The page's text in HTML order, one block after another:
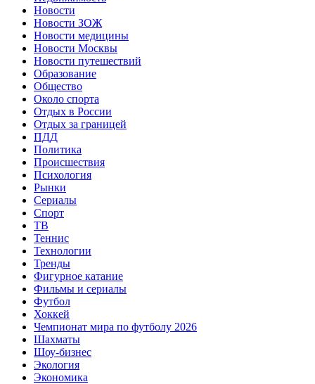
Новости
Новости ЗОЖ
Новости медицины
Новости Москвы
Новости путешествий
Образование
Общество
Около спорта
Отдых в России
Отдых за границей
ПДД
Политика
Происшествия
Психология
Рынки
Сериалы
Спорт
ТВ
Теннис
Технологии
Тренды
Фигурное катание
Фильмы и сериалы
Футбол
Хоккей
Чемпионат мира по футболу 2026
Шахматы
Шоу-бизнес
Экология
Экономика